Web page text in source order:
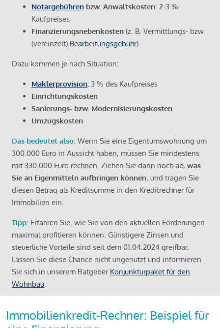
Notargebühren bzw. Anwaltskosten: 2-3 %
Kaufpreises
Finanzierungsnebenkosten (z. B. Vermittlungs- bzw.
(vereinzelt) Bearbeitungsgebühr)
Dazu kommen je nach Situation:
Maklerprovision: 3 % des Kaufpreises
Einrichtungskosten
Sanierungs- bzw. Modernisierungskosten
Umzugskosten
Das bedeutet also: Wenn Sie eine Eigentumswohnung um
300.000 Euro in Aussicht haben, müssen Sie mindestens
mit 330.000 Euro rechnen. Ziehen Sie dann noch ab, was
Sie an Eigenmitteln aufbringen können, und tragen Sie
diesen Betrag als Kreditsumme in den Kreditrechner für
Immobilien ein.
Tipp: Erfahren Sie, wie Sie von den aktuellen Förderungen
maximal profitieren können: Günstigere Zinsen und
steuerliche Vorteile sind seit dem 01.04.2024 greifbar.
Lassen Sie diese Chance nicht ungenutzt und informieren
Sie sich in unserem Ratgeber Konjunkturpaket für den
Wohnbau.
Immobilienkredit-Rechner: Beispiel für